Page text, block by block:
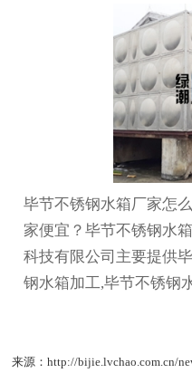
毕节不锈钢水箱厂家怎
家便宜？毕节不锈钢水
科技有限公司主要提供
钢水箱加工,毕节不锈钢
来源：http://bijie.lvchao.com.cn/